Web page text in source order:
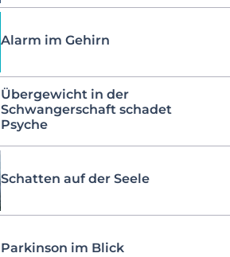
Alarm im Gehirn
Übergewicht in der
Schwangerschaft schadet
Psyche
Schatten auf der Seele
Parkinson im Blick